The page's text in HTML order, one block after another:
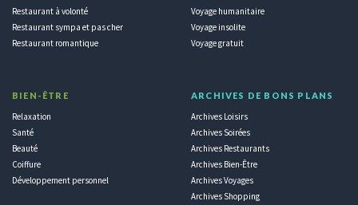
Restaurant à volonté
Restaurant sympa et pas cher
Restaurant romantique
BIEN-ÊTRE
Relaxation
Santé
Beauté
Coiffure
Développement personnel
Voyage humanitaire
Voyage insolite
Voyage gratuit
ARCHIVES DE BONS PLANS
Archives Loisirs
Archives Soirées
Archives Restaurants
Archives Bien-Être
Archives Voyages
Archives Shopping